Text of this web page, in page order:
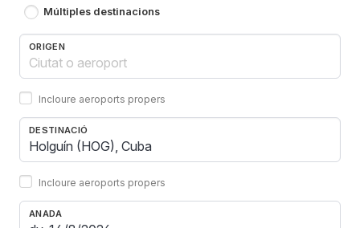
Múltiples destinacions
ORIGEN
Incloure aeroports propers
DESTINACIÓ
Incloure aeroports propers
ANADA